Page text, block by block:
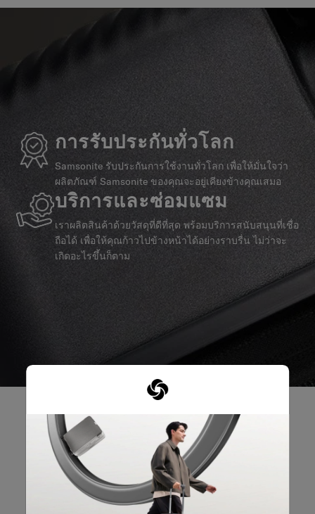
การรับประกันทั่วโลก
Samsonite รับประกันการใช้งานทั่วโลก เพื่อให้มั่นใจว่า
ผลิตภัณฑ์ Samsonite ของคุณจะอยู่เคียงข้างคุณเสมอ
บริการและซ่อมแซม
เราผลิตสินค้าด้วยวัสดุที่ดีที่สุด พร้อมบริการสนับสนุนที่เชื่อ
ถือได้ เพื่อให้คุณก้าวไปข้างหน้าได้อย่างราบรื่น ไม่ว่าจะ
เกิดอะไรขึ้นก็ตาม
รีวิวผลิตภัณฑ์